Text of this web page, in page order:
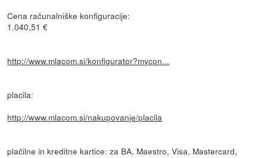
Cena računalniške konfiguracije:
1.040,51 €
http://www.mlacom.si/konfigurator?mycon...
placila:
http://www.mlacom.si/nakupovanje/placila
plačilne in kreditne kartice: za BA, Maestro, Visa, Mastercard,